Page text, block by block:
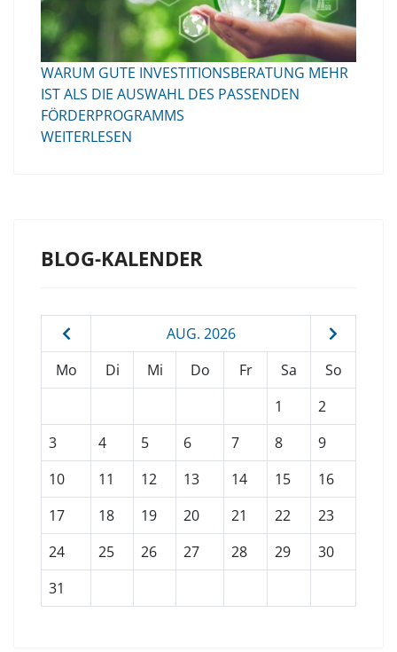
WARUM GUTE INVESTITIONSBERATUNG MEHR
IST ALS DIE AUSWAHL DES PASSENDEN
FÖRDERPROGRAMMS
WEITERLESEN
BLOG-KALENDER
AUG. 2026
Mo
Di Mi Do Fr Sa
So
1
2
3
4 5 6 7 8
9
10
11 12 13 14 15
16
17
18 19 20 21 22
23
24
25 26 27 28 29
30
31